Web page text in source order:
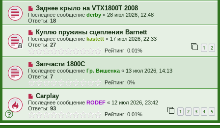
Заднее крыло на VTX1800T 2008
Последнее сообщение derby « 28 июл 2026, 12:48
Ответы: 18
Куплю пружины сцепления Barnett
Последнее сообщение kastett « 17 июл 2026, 22:33
Ответы: 27 1 2
Рейтинг: 0.01%
Запчасти 1800С
Последнее сообщение Гр. Вишенка « 13 июл 2026, 14:13
Ответы: 7
Рейтинг: 0%
Carplay
Последнее сообщение RODEF « 12 июл 2026, 23:42
Ответы: 93 1 2 3 4 5
Рейтинг: 0.01%